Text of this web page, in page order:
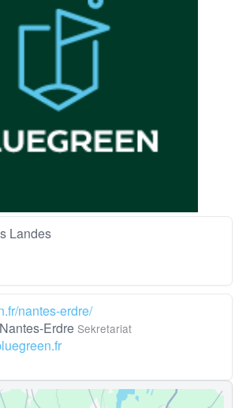
Landes
nantes-erdre/
Erdre Sekretariat